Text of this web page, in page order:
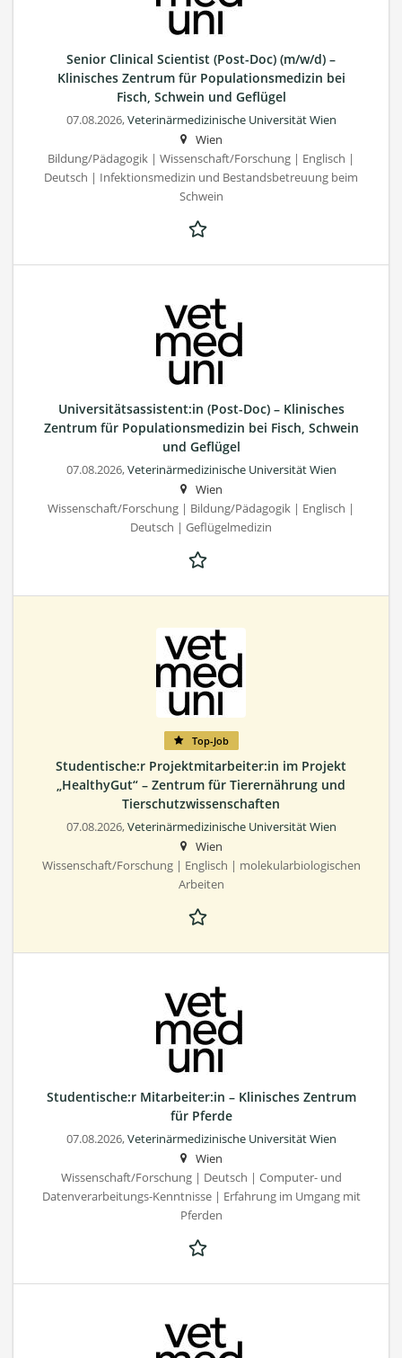
Senior Clinical Scientist (Post-Doc) (m/w/d) –
Klinisches Zentrum für Populationsmedizin bei
Fisch, Schwein und Geflügel
07.08.2026,Veterinärmedizinische Universität Wien
Wien
Bildung/Pädagogik | Wissenschaft/Forschung | Englisch |
Deutsch | Infektionsmedizin und Bestandsbetreuung beim
Schwein
Universitätsassistent:in (Post-Doc) – Klinisches
Zentrum für Populationsmedizin bei Fisch, Schwein
und Geflügel
07.08.2026,Veterinärmedizinische Universität Wien
Wien
Wissenschaft/Forschung | Bildung/Pädagogik | Englisch |
Deutsch | Geflügelmedizin
Top-Job
Studentische:r Projektmitarbeiter:in im Projekt
„HealthyGut“ – Zentrum für Tierernährung und
Tierschutzwissenschaften
07.08.2026,Veterinärmedizinische Universität Wien
Wien
Wissenschaft/Forschung | Englisch | molekularbiologischen
Arbeiten
Studentische:r Mitarbeiter:in – Klinisches Zentrum
für Pferde
07.08.2026,Veterinärmedizinische Universität Wien
Wien
Wissenschaft/Forschung | Deutsch | Computer- und
Datenverarbeitungs-Kenntnisse | Erfahrung im Umgang mit
Pferden